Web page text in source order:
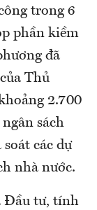
trong 6
phần kiềm
đã
Thủ
2.700
sách
các dự
nhà nước.
Đầu tư, tính